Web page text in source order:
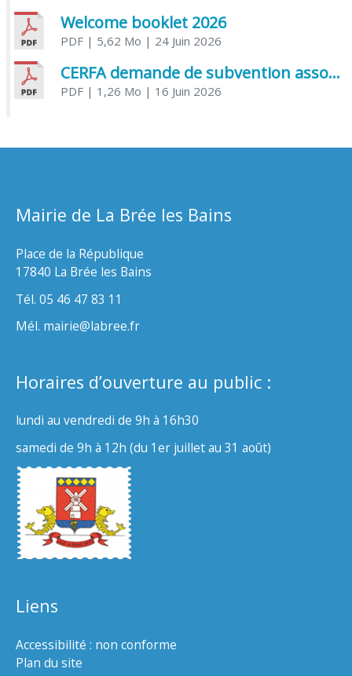
Welcome booklet 2026
PDF| 5,62 Mo | 24 Juin 2026
CERFA demande de subvention association
PDF| 1,26 Mo | 16 Juin 2026
Mairie de La Brée les Bains
Place de la République
17840 La Brée les Bains
Tél. 05 46 47 83 11
Mél. mairie@labree.fr
Horaires d’ouverture au public :
lundi au vendredi de 9h à 16h30
samedi de 9h à 12h (du 1er juillet au 31 août)
Liens
Accessibilité : non conforme
Plan du site